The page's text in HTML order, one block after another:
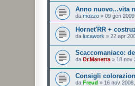
Anno nuovo...vita
da mozzo » 09 gen
Hornet'RR +
da lucawork » 22 apr
Scaccomaniaco:
da Dr.Manetta » 18 nov
Consigli
da Freud » 16 nov